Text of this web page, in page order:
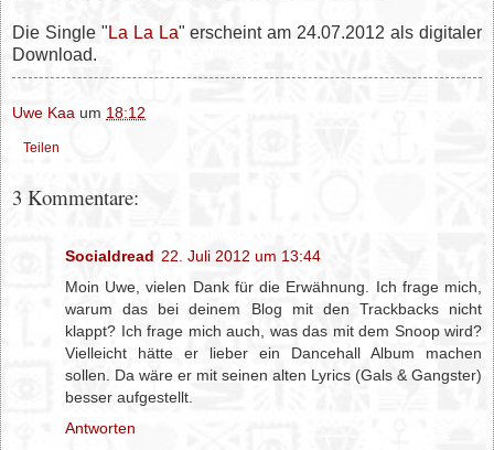
Die Single "La La La" erscheint am 24.07.2012 als digitaler
Download.
Uwe Kaa um 18:12
Teilen
3 Kommentare:
Socialdread 22. Juli 2012 um 13:44
Moin Uwe, vielen Dank für die Erwähnung. Ich frage mich,
warum das bei deinem Blog mit den Trackbacks nicht
klappt? Ich frage mich auch, was das mit dem Snoop wird?
Vielleicht hätte er lieber ein Dancehall Album machen
sollen. Da wäre er mit seinen alten Lyrics (Gals & Gangster)
besser aufgestellt.
Antworten